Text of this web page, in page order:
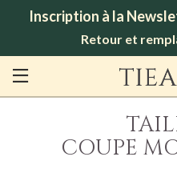
Inscription à la
Retour et
COUPE